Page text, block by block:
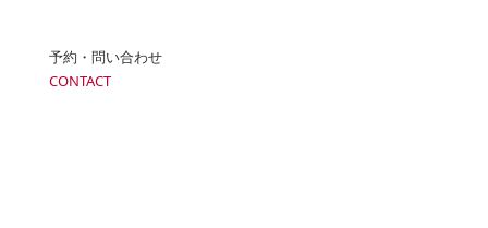
予約・問い合わせ
CONTACT